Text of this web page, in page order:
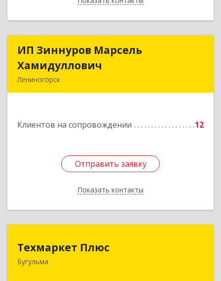
ИП Зиннуров Марсель
Хамидуллович
Лениногорск
Клиентов на сопровождении 12
Отправить заявку
Показать контакты
ИП Зиннуров Марсель
Подробнее
Отправить заявку
Назад
Техмаркет Плюс
Бугульма423231, РТ, Бугульма, ул.Белинского, д.13